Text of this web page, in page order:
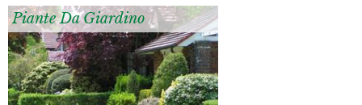
Piante Da Giardino